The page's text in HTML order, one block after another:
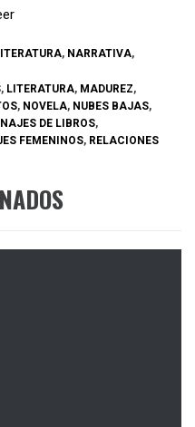
, NARRATIVA,
, LITERATURA, MADUREZ,
, NOVELA, NUBES BAJAS,
DE LIBROS,
FEMENINOS, RELACIONES